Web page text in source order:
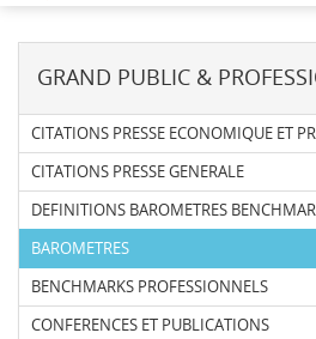
GRAND PUBLIC &
CITATIONS PRESSE ECONOMIQUE ET
CITATIONS PRESSE GENERALE
DEFINITIONS BAROMETRES
BAROMETRES
BENCHMARKS PROFESSIONNELS
CONFERENCES ET PUBLICATIONS